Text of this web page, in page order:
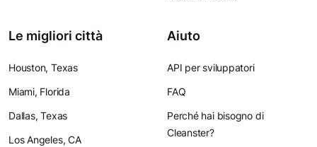
Le migliori città
Houston, Texas
Miami, Florida
Dallas, Texas
Los Angeles, CA
Aiuto
API per sviluppatori
FAQ
Perché hai bisogno di
Cleanster?